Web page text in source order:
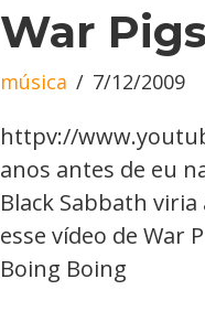
War Pigs
música 7/12/2009
httpv://
anos antes de eu
Black Sabbath
esse vídeo de War
Boing Boing